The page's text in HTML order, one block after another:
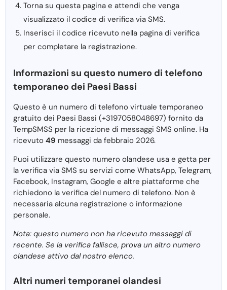
Torna su questa pagina e attendi che venga
visualizzato il codice di verifica via SMS.
Inserisci il codice ricevuto nella pagina di verifica
per completare la registrazione.
Informazioni su questo numero di telefono
temporaneo dei Paesi Bassi
Questo è un numero di telefono virtuale temporaneo
gratuito dei Paesi Bassi (+3197058048697) fornito da
TempSMSS per la ricezione di messaggi SMS online. Ha
ricevuto 49 messaggi da febbraio 2026.
Puoi utilizzare questo numero olandese usa e getta per
la verifica via SMS su servizi come WhatsApp, Telegram,
Facebook, Instagram, Google e altre piattaforme che
richiedono la verifica del numero di telefono. Non è
necessaria alcuna registrazione o informazione
personale.
Nota: questo numero non ha ricevuto messaggi di
recente. Se la verifica fallisce, prova un altro numero
olandese attivo dal nostro elenco.
Altri numeri temporanei olandesi